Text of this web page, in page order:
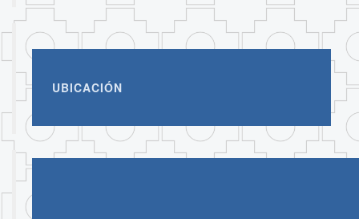
UBICACIÓN